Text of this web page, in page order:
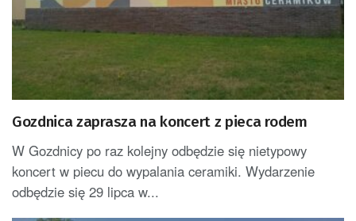
Gozdnica zaprasza na koncert z pieca rodem
W Gozdnicy po raz kolejny odbędzie się nietypowy
koncert w piecu do wypalania ceramiki. Wydarzenie
odbędzie się 29 lipca w...